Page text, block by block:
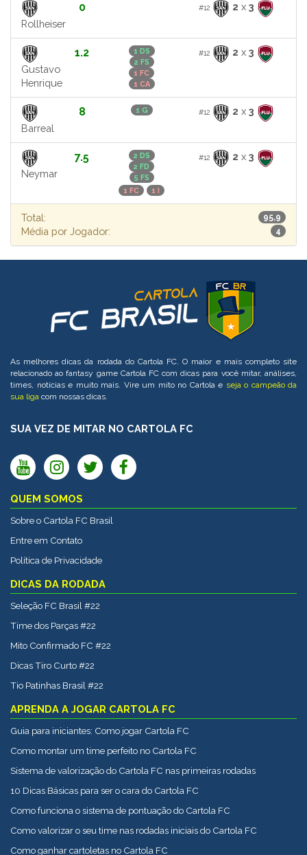
Rollheiser
0 #12 2 x 3
Gustavo
Henrique
1.2
1 DS
2 FS
1 FC
1 CA
#12 2 x 3
Barreal
8 1 G #12 2 x 3
Neymar
7.5
2 DS
2 FD
5 FS
1 FC
1 I
#12 2 x 3
Total: 95,9
Média por Jogador: 4
As melhores dicas da rodada do Cartola FC. O maior e mais completo site
relacionado ao fantasy game Cartola FC com dicas para você mitar, análises,
times, notícias e muito mais. Vire um mito no Cartola e seja o campeão da
sua liga com nossas dicas.
SUA VEZ DE MITAR NO CARTOLA FC
QUEM SOMOS
Sobre o Cartola FC Brasil
Entre em Contato
Política de Privacidade
DICAS DA RODADA
Seleção FC Brasil #22
Time dos Parças #22
Mito Confirmado FC #22
Dicas Tiro Curto #22
Tio Patinhas Brasil #22
APRENDA A JOGAR CARTOLA FC
Guia para iniciantes: Como jogar Cartola FC
Como montar um time perfeito no Cartola FC
Sistema de valorização do Cartola FC nas primeiras rodadas
10 Dicas Básicas para ser o cara do Cartola FC
Como funciona o sistema de pontuação do Cartola FC
Como valorizar o seu time nas rodadas iniciais do Cartola FC
Como ganhar cartoletas no Cartola FC